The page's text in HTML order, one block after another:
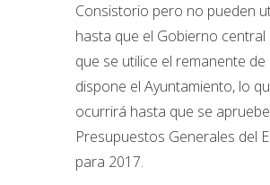
Consistorio pero no pueden
hasta que el Gobierno
que se utilice el remanente de
dispone el Ayuntamiento, lo
ocurrirá hasta que se
Presupuestos Generales del
para 2017.